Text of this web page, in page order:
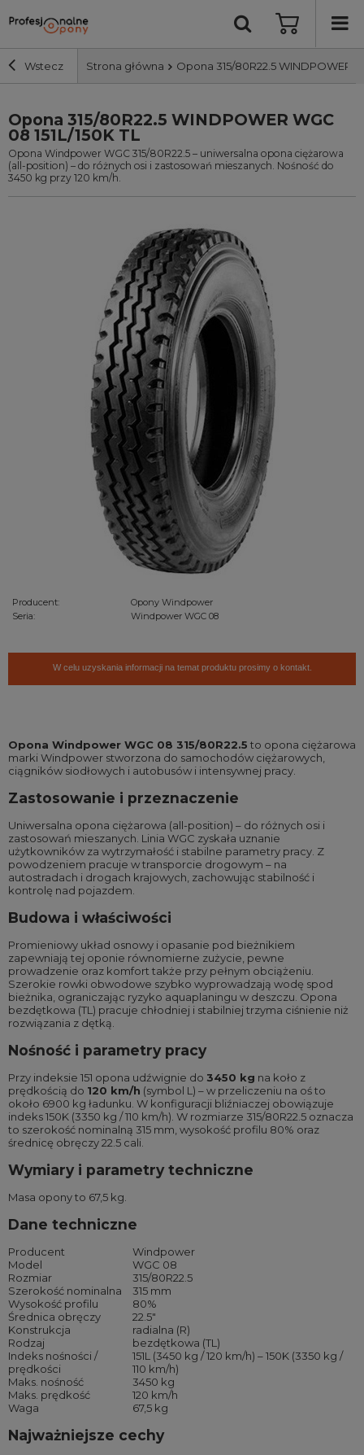
Wstecz Strona główna Opona 315/80R22.5 WINDPOWER
Szerokość i profil
Średnica
Wyszukaj
Opona 315/80R22.5 WINDPOWER WGC
08 151L/150K TL
Opona Windpower WGC 315/80R22.5 – uniwersalna opona ciężarowa
(all-position) – do różnych osi i zastosowań mieszanych. Nośność do
3450 kg przy 120 km/h.
Producent:
Opony Windpower
Seria:
Windpower WGC 08
W celu uzyskania informacji na temat produktu prosimy o kontakt.
Opona Windpower WGC 08 315/80R22.5 to opona ciężarowa
marki Windpower stworzona do samochodów ciężarowych,
ciągników siodłowych i autobusów i intensywnej pracy.
Zastosowanie i przeznaczenie
Uniwersalna opona ciężarowa (all-position) – do różnych osi i
zastosowań mieszanych. Linia WGC zyskała uznanie
użytkowników za wytrzymałość i stabilne parametry pracy. Z
powodzeniem pracuje w transporcie drogowym – na
autostradach i drogach krajowych, zachowując stabilność i
kontrolę nad pojazdem.
Budowa i właściwości
Promieniowy układ osnowy i opasanie pod bieżnikiem
zapewniają tej oponie równomierne zużycie, pewne
prowadzenie oraz komfort także przy pełnym obciążeniu.
Szerokie rowki obwodowe szybko wyprowadzają wodę spod
bieżnika, ograniczając ryzyko aquaplaningu w deszczu. Opona
bezdętkowa (TL) pracuje chłodniej i stabilniej trzyma ciśnienie niż
rozwiązania z dętką.
Nośność i parametry pracy
Przy indeksie 151 opona udźwignie do 3450 kg na koło z
prędkością do 120 km/h (symbol L) – w przeliczeniu na oś to
około 6900 kg ładunku. W konfiguracji bliźniaczej obowiązuje
indeks 150K (3350 kg / 110 km/h). W rozmiarze 315/80R22.5 oznacza
to szerokość nominalną 315 mm, wysokość profilu 80% oraz
średnicę obręczy 22.5 cali.
Wymiary i parametry techniczne
Masa opony to 67,5 kg.
Dane techniczne
Producent
Windpower
Model
WGC 08
Rozmiar
315/80R22.5
Szerokość nominalna
315 mm
Wysokość profilu
80%
Średnica obręczy
22.5″
Konstrukcja
radialna (R)
Rodzaj
bezdętkowa (TL)
Indeks nośności /
prędkości
151L (3450 kg / 120 km/h) – 150K (3350 kg /
110 km/h)
Maks. nośność
3450 kg
Maks. prędkość
120 km/h
Waga
67,5 kg
Najważniejsze cechy